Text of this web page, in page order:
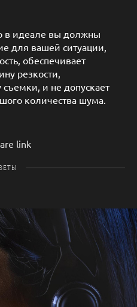
в идеале вы должны
для вашей ситуации,
обеспечивает
резкости,
и не допускает
количества шума.
link